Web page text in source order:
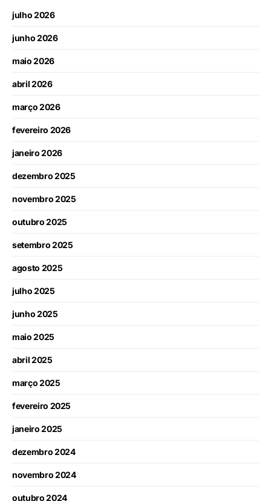
julho 2026
junho 2026
maio 2026
abril 2026
março 2026
fevereiro 2026
janeiro 2026
dezembro 2025
novembro 2025
outubro 2025
setembro 2025
agosto 2025
julho 2025
junho 2025
maio 2025
abril 2025
março 2025
fevereiro 2025
janeiro 2025
dezembro 2024
novembro 2024
outubro 2024